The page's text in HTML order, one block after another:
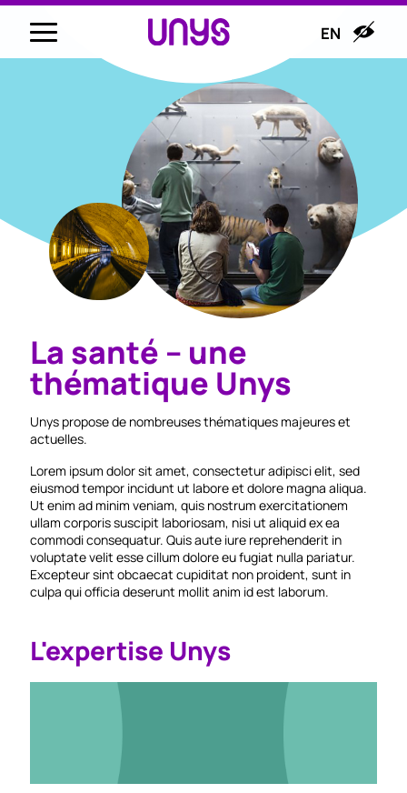
EN
La santé – une
thématique Unys
Unys propose de nombreuses thématiques majeures et
actuelles.
Lorem ipsum dolor sit amet, consectetur adipisci elit, sed
eiusmod tempor incidunt ut labore et dolore magna aliqua.
Ut enim ad minim veniam, quis nostrum exercitationem
ullam corporis suscipit laboriosam, nisi ut aliquid ex ea
commodi consequatur. Quis aute iure reprehenderit in
voluptate velit esse cillum dolore eu fugiat nulla pariatur.
Excepteur sint obcaecat cupiditat non proident, sunt in
culpa qui officia deserunt mollit anim id est laborum.
L'expertise Unys